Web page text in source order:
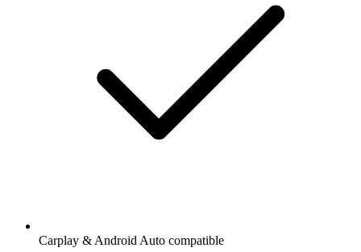
Carplay & Android Auto compatible